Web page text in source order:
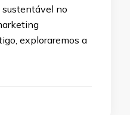
no
exploraremos a